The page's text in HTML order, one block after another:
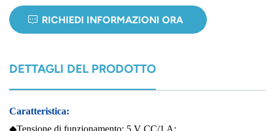
magyar
RICHIEDI INFORMAZIONI ORA
DETTAGLI DEL PRODOTTO
Caratteristica:
◆Tensione di funzionamento: 5 V CC/1 A;